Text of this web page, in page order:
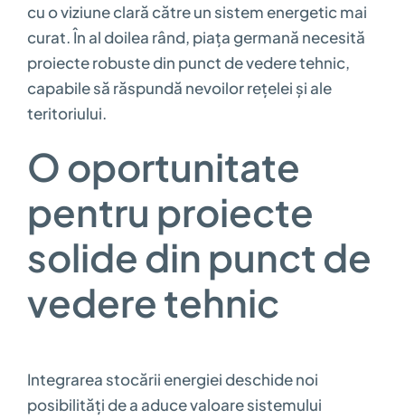
cu o viziune clară către un sistem energetic mai
curat. În al doilea rând, piața germană necesită
proiecte robuste din punct de vedere tehnic,
capabile să răspundă nevoilor rețelei și ale
teritoriului.
O oportunitate
pentru proiecte
solide din punct de
vedere tehnic
Integrarea stocării energiei deschide noi
posibilități de a aduce valoare sistemului